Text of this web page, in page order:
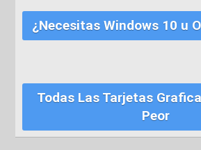
¿Necesitas Windows 10 u
Todas Las Tarjetas
Peor